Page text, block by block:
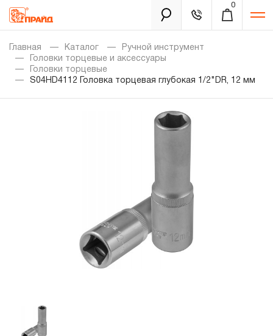
0
Каталог
Золотая лихорадка
Доставка и оплата
Забыли пароль?
Главная Каталог
Ручной инструмент
Головки торцевые и аксессуары
Головки торцевые
S04HD4112 Головка торцевая глубокая 1/2"DR, 12 мм